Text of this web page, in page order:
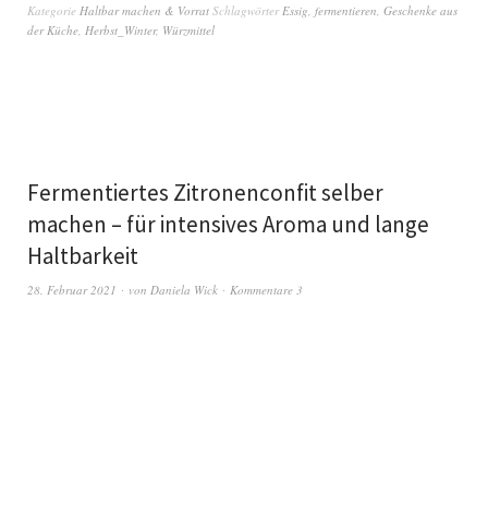
Kategorie Haltbar machen & Vorrat SchlagwörterEssig, fermentieren, Geschenke aus
der Küche, Herbst_Winter, Würzmittel
Fermentiertes Zitronenconfit selber
machen – für intensives Aroma und lange
Haltbarkeit
28. Februar 2021 von Daniela Wick Kommentare 3